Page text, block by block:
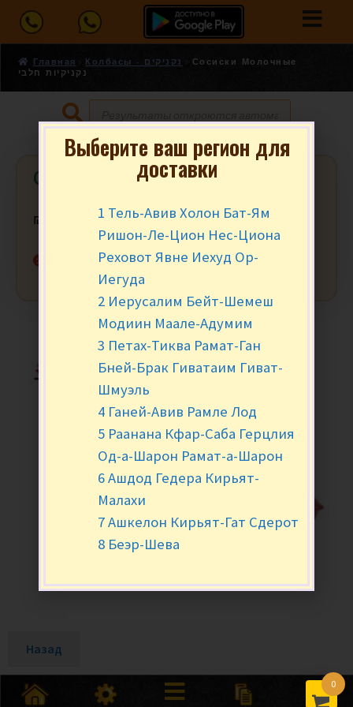
Главная Колбасы - נקניקים
Сосиски Молочные
נקניקיות חלבי
Сосиски Молочные נקניקיות חלבי
₪ за 100 гр.
Нет в наличии
Назад
0
Выберите ваш регион для
доставки
1 Тель-Авив Холон Бат-Ям
Ришон-Ле-Цион Нес-Циона
Реховот Явне Иехуд Ор-
Иегуда
2 Иерусалим Бейт-Шемеш
Модиин Маале-Адумим
3 Петах-Тиква Рамат-Ган
Бней-Брак Гиватаим Гиват-
Шмуэль
4 Ганей-Авив Рамле Лод
5 Раанана Кфар-Саба Герцлия
Од-а-Шарон Рамат-а-Шарон
6 Ашдод Гедера Кирьят-
Малахи
7 Ашкелон Кирьят-Гат Сдерот
8 Беэр-Шева